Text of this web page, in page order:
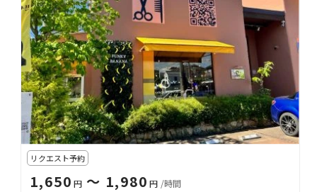
リクエスト予約
1,650 円〜 1,980 円 /時間